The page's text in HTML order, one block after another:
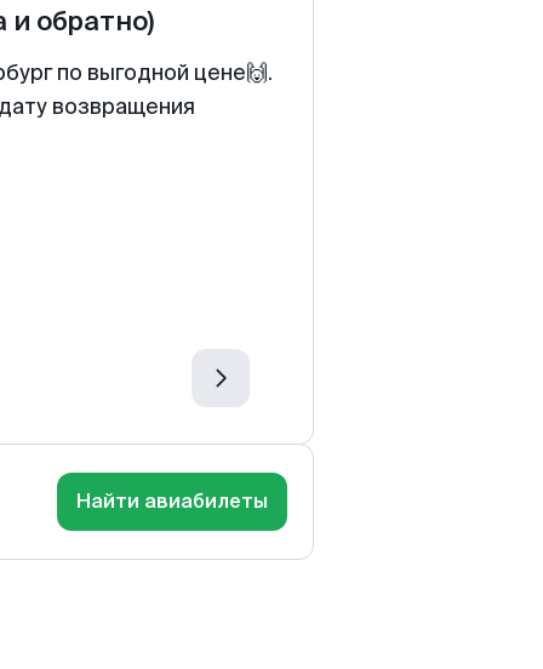
и обратно)
по выгодной цене🙌.
возвращения
Найти авиабилеты